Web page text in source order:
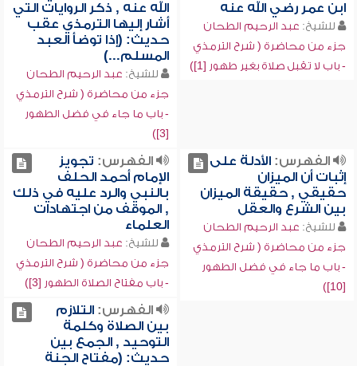
ابن عمر رضي الله عنه
للشيخ: عبد الرحيم الطحان
جزء من محاضرة ( شرح الترمذي
- باب لا تقبل صلاة بغير طهور [1])
الله عنه , ذكر الروايات التي
أشار إليها الترمذي عقب
حديث: (إذا توضأ العبد
المسلم...)
للشيخ: عبد الرحيم الطحان
جزء من محاضرة ( شرح الترمذي
- باب ما جاء في فضل الطهور
[3])
الفهرس:الأدلة على
إثبات أن الميزان
حقيقي , حقيقة الميزان
بين الشرع والعقل
للشيخ: عبد الرحيم الطحان
جزء من محاضرة ( شرح الترمذي
- باب ما جاء في فضل الطهور
[10])
الفهرس: تجويز
الإمام أحمد الحلف
بالنبي والرد عليه في ذلك
, الموقف من اجتهادات
العلماء
للشيخ: عبد الرحيم الطحان
جزء من محاضرة ( شرح الترمذي
- باب مفتاح الصلاة الطهور [3])
الفهرس:التلازم
بين الصلاة وكلمة
التوحيد , الجمع بين
حديث: (مفتاح الجنة